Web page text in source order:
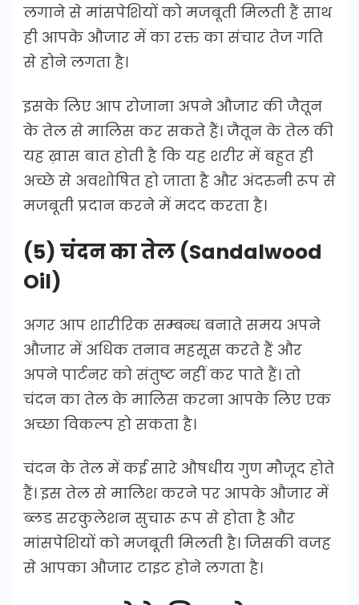
लगाने से मांसपेशियों को मजबूती मिलती हैं साथ
ही आपके औजार में का रक्त का संचार तेज गति
से होने लगता है।
इसके लिए आप रोजाना अपने औजार की जैतून
के तेल से मालिस कर सकते हैं। जैतून के तेल की
यह ख़ास बात होती है कि यह शरीर में बहुत ही
अच्छे से अवशोषित हो जाता है और अंदरुनी रूप से
मजबूती प्रदान करने में मदद करता है।
(5) चंदन का तेल (Sandalwood
Oil)
अगर आप शारीरिक सम्बन्ध बनाते समय अपने
औजार में अधिक तनाव महसूस करते हैं और
अपने पार्टनर को संतुष्ट नहीं कर पाते हैं। तो
चंदन का तेल के मालिस करना आपके लिए एक
अच्छा विकल्प हो सकता है।
चंदन के तेल में कई सारे औषधीय गुण मौजूद होते
हैं। इस तेल से मालिश करने पर आपके औजार में
ब्लड सरकुलेशन सुचारू रूप से होता है और
मांसपेशियों को मजबूती मिलती है। जिसकी वजह
से आपका औजार टाइट होने लगता है।